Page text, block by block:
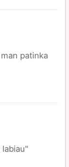
patinka